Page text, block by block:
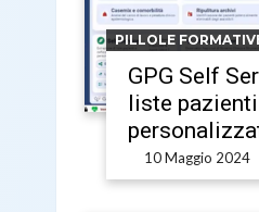
PILLOLE
GPG Self
liste
10 Maggio 2024